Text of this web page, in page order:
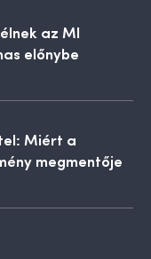
az MI
előnybe
Miért a
megmentője